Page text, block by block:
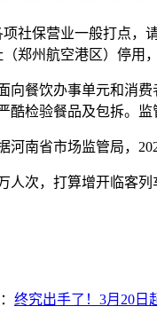
保营业一般打点，
郑州航空港区）停用
饮办事单元和消费
检验餐品及包拆。
省市场监管局，
，打算增开临客列
终究出手了！3月20日